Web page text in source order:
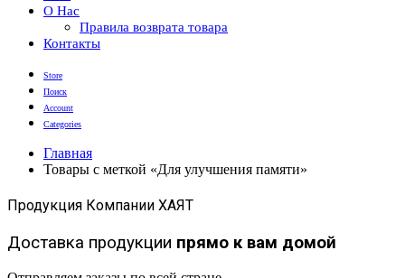
О Нас
Правила возврата товара
Контакты
Store
Поиск
Account
Categories
Главная
Товары с меткой «Для улучшения памяти»
Продукция Компании ХАЯТ
Доставка продукции прямо к вам домой